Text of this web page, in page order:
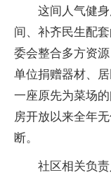
这间人气健
间、补齐民生配
委会整合多方资
单位捐赠器材、
一座原先为菜场
房开放以来全年
断。
社区相关负